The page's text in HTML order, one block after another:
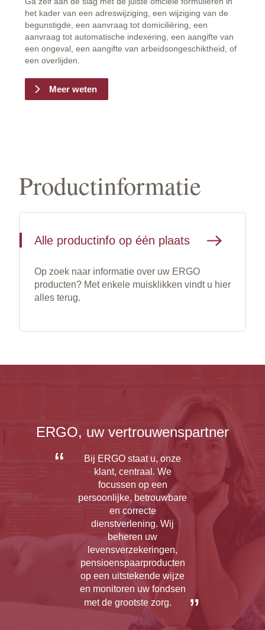
het kader van een adreswijziging, een wijziging van de
begunstigde, een aanvraag tot domiciliëring, een
aanvraag tot automatische indexering, een aangifte van
een ongeval, een aangifte van arbeidsongeschiktheid, of
een overlijden.
Meer weten
Productinformatie
Alle productinfo op één plaats
Op zoek naar informatie over uw ERGO
producten? Met enkele muisklikken vindt u hier
alles terug.
ERGO, uw vertrouwenspartner
Bij ERGO staat u, onze
klant, centraal. We
focussen op een
persoonlijke, betrouwbare
en correcte
dienstverlening. Wij
beheren uw
levensverzekeringen,
pensioenspaarproducten
op een uitstekende wijze
en monitoren uw fondsen
met de grootste zorg.